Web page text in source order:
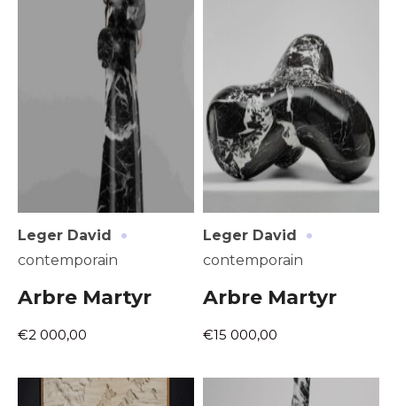
Leger David ·
contemporain
Arbre Martyr
€2 000,00
Leger David ·
contemporain
Arbre Martyr
€15 000,00